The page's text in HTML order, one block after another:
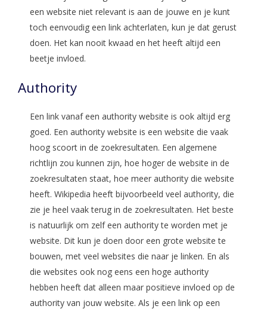
een website niet relevant is aan de jouwe en je kunt
toch eenvoudig een link achterlaten, kun je dat gerust
doen. Het kan nooit kwaad en het heeft altijd een
beetje invloed.
Authority
Een link vanaf een authority website is ook altijd erg
goed. Een authority website is een website die vaak
hoog scoort in de zoekresultaten. Een algemene
richtlijn zou kunnen zijn, hoe hoger de website in de
zoekresultaten staat, hoe meer authority die website
heeft. Wikipedia heeft bijvoorbeeld veel authority, die
zie je heel vaak terug in de zoekresultaten. Het beste
is natuurlijk om zelf een authority te worden met je
website. Dit kun je doen door een grote website te
bouwen, met veel websites die naar je linken. En als
die websites ook nog eens een hoge authority
hebben heeft dat alleen maar positieve invloed op de
authority van jouw website. Als je een link op een